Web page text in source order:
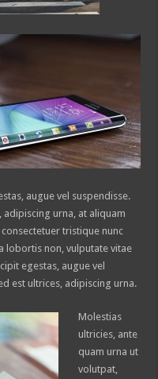
augue vel suspendisse.
adipiscing urna, at aliquam
tristique nunc
lobortis non, vulputate vitae
egestas, augue vel
est ultrices, adipiscing urna.
Molestias
ultricies, ante
quam urna ut
volutpat,